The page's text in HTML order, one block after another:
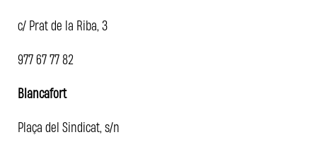
c/ Prat de la Riba, 3
977 67 77 82
Blancafort
Plaça del Sindicat, s/n